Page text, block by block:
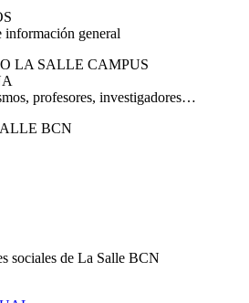
información general
LA SALLE CAMPUS
profesores, investigadores…
BCN
sociales de La Salle BCN